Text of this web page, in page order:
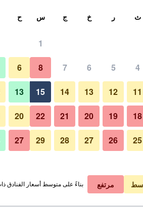
عرض الأسعار
عرض الأسعار
ث ر خ ج س
1
4
5
6
7
8
11
12
13
14
15
18
19
20
21
22
25
26
27
28
29
ح
6
13
20
27
مرتفع بناءً على متوسط أسعار الفنادق